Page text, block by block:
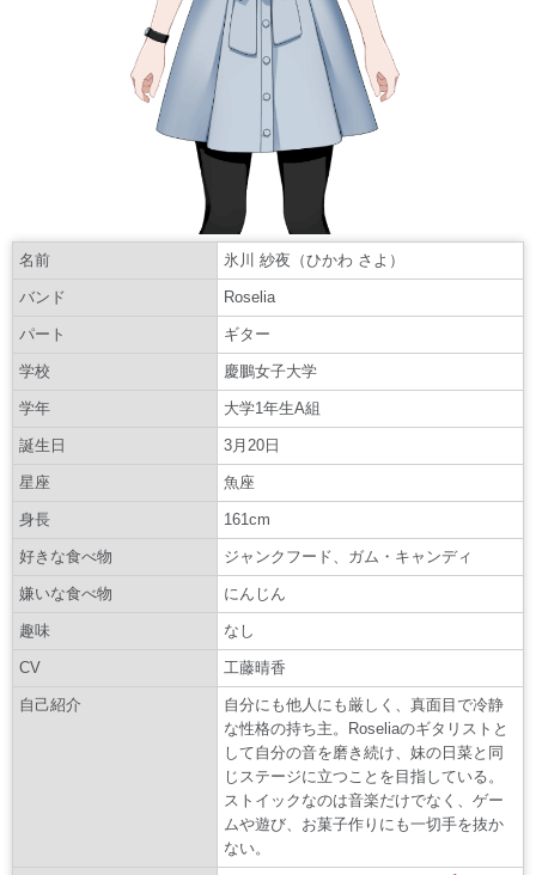
名前 氷川 紗夜（ひかわ さよ）
バンド Roselia
パート ギター
学校 慶鵬女子大学
学年 大学1年生A組
誕生日 3月20日
星座 魚座
身長 161cm
好きな食べ物 ジャンクフード、ガム・キャンディ
嫌いな食べ物 にんじん
趣味 なし
CV 工藤晴香
自己紹介
自分にも他人にも厳しく、真面目で冷静
な性格の持ち主。Roseliaのギタリストと
して自分の音を磨き続け、妹の日菜と同
じステージに立つことを目指している。
ストイックなのは音楽だけでなく、ゲー
ムや遊び、お菓子作りにも一切手を抜か
ない。